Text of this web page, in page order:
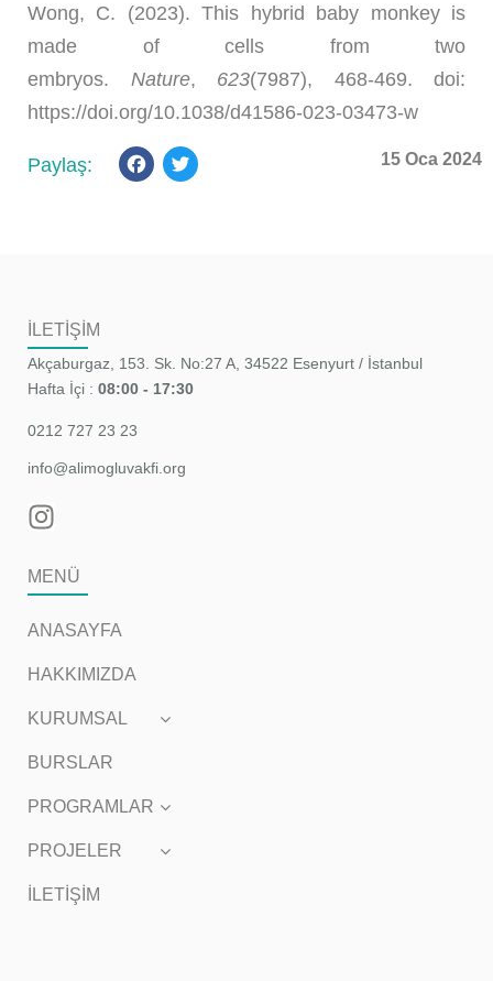
Wong, C. (2023). This hybrid baby monkey is
made of cells from two
embryos. Nature, 623(7987), 468-469. doi:
https://doi.org/10.1038/d41586-023-03473-w
Facebook 15 Oca 2024
İLETİŞİM
Akçaburgaz, 153. Sk. No:27 A, 34522 Esenyurt / İstanbul
Hafta İçi : 08:00 - 17:30
0212 727 23 23
info@alimogluvakfi.org
MENÜ
ANASAYFA
HAKKIMIZDA
KURUMSAL
BURSLAR
PROGRAMLAR
PROJELER
İLETİŞİM